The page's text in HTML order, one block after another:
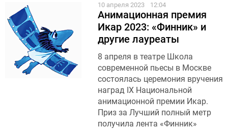
10 апреля 2023 12:04
Анимационная премия
Икар 2023: «Финник» и
другие лауреаты
8 апреля в театре Школа
современной пьесы в Москве
состоялась церемония вручения
наград IX Национальной
анимационной премии Икар.
Приз за Лучший полный метр
получила лента «Финник»